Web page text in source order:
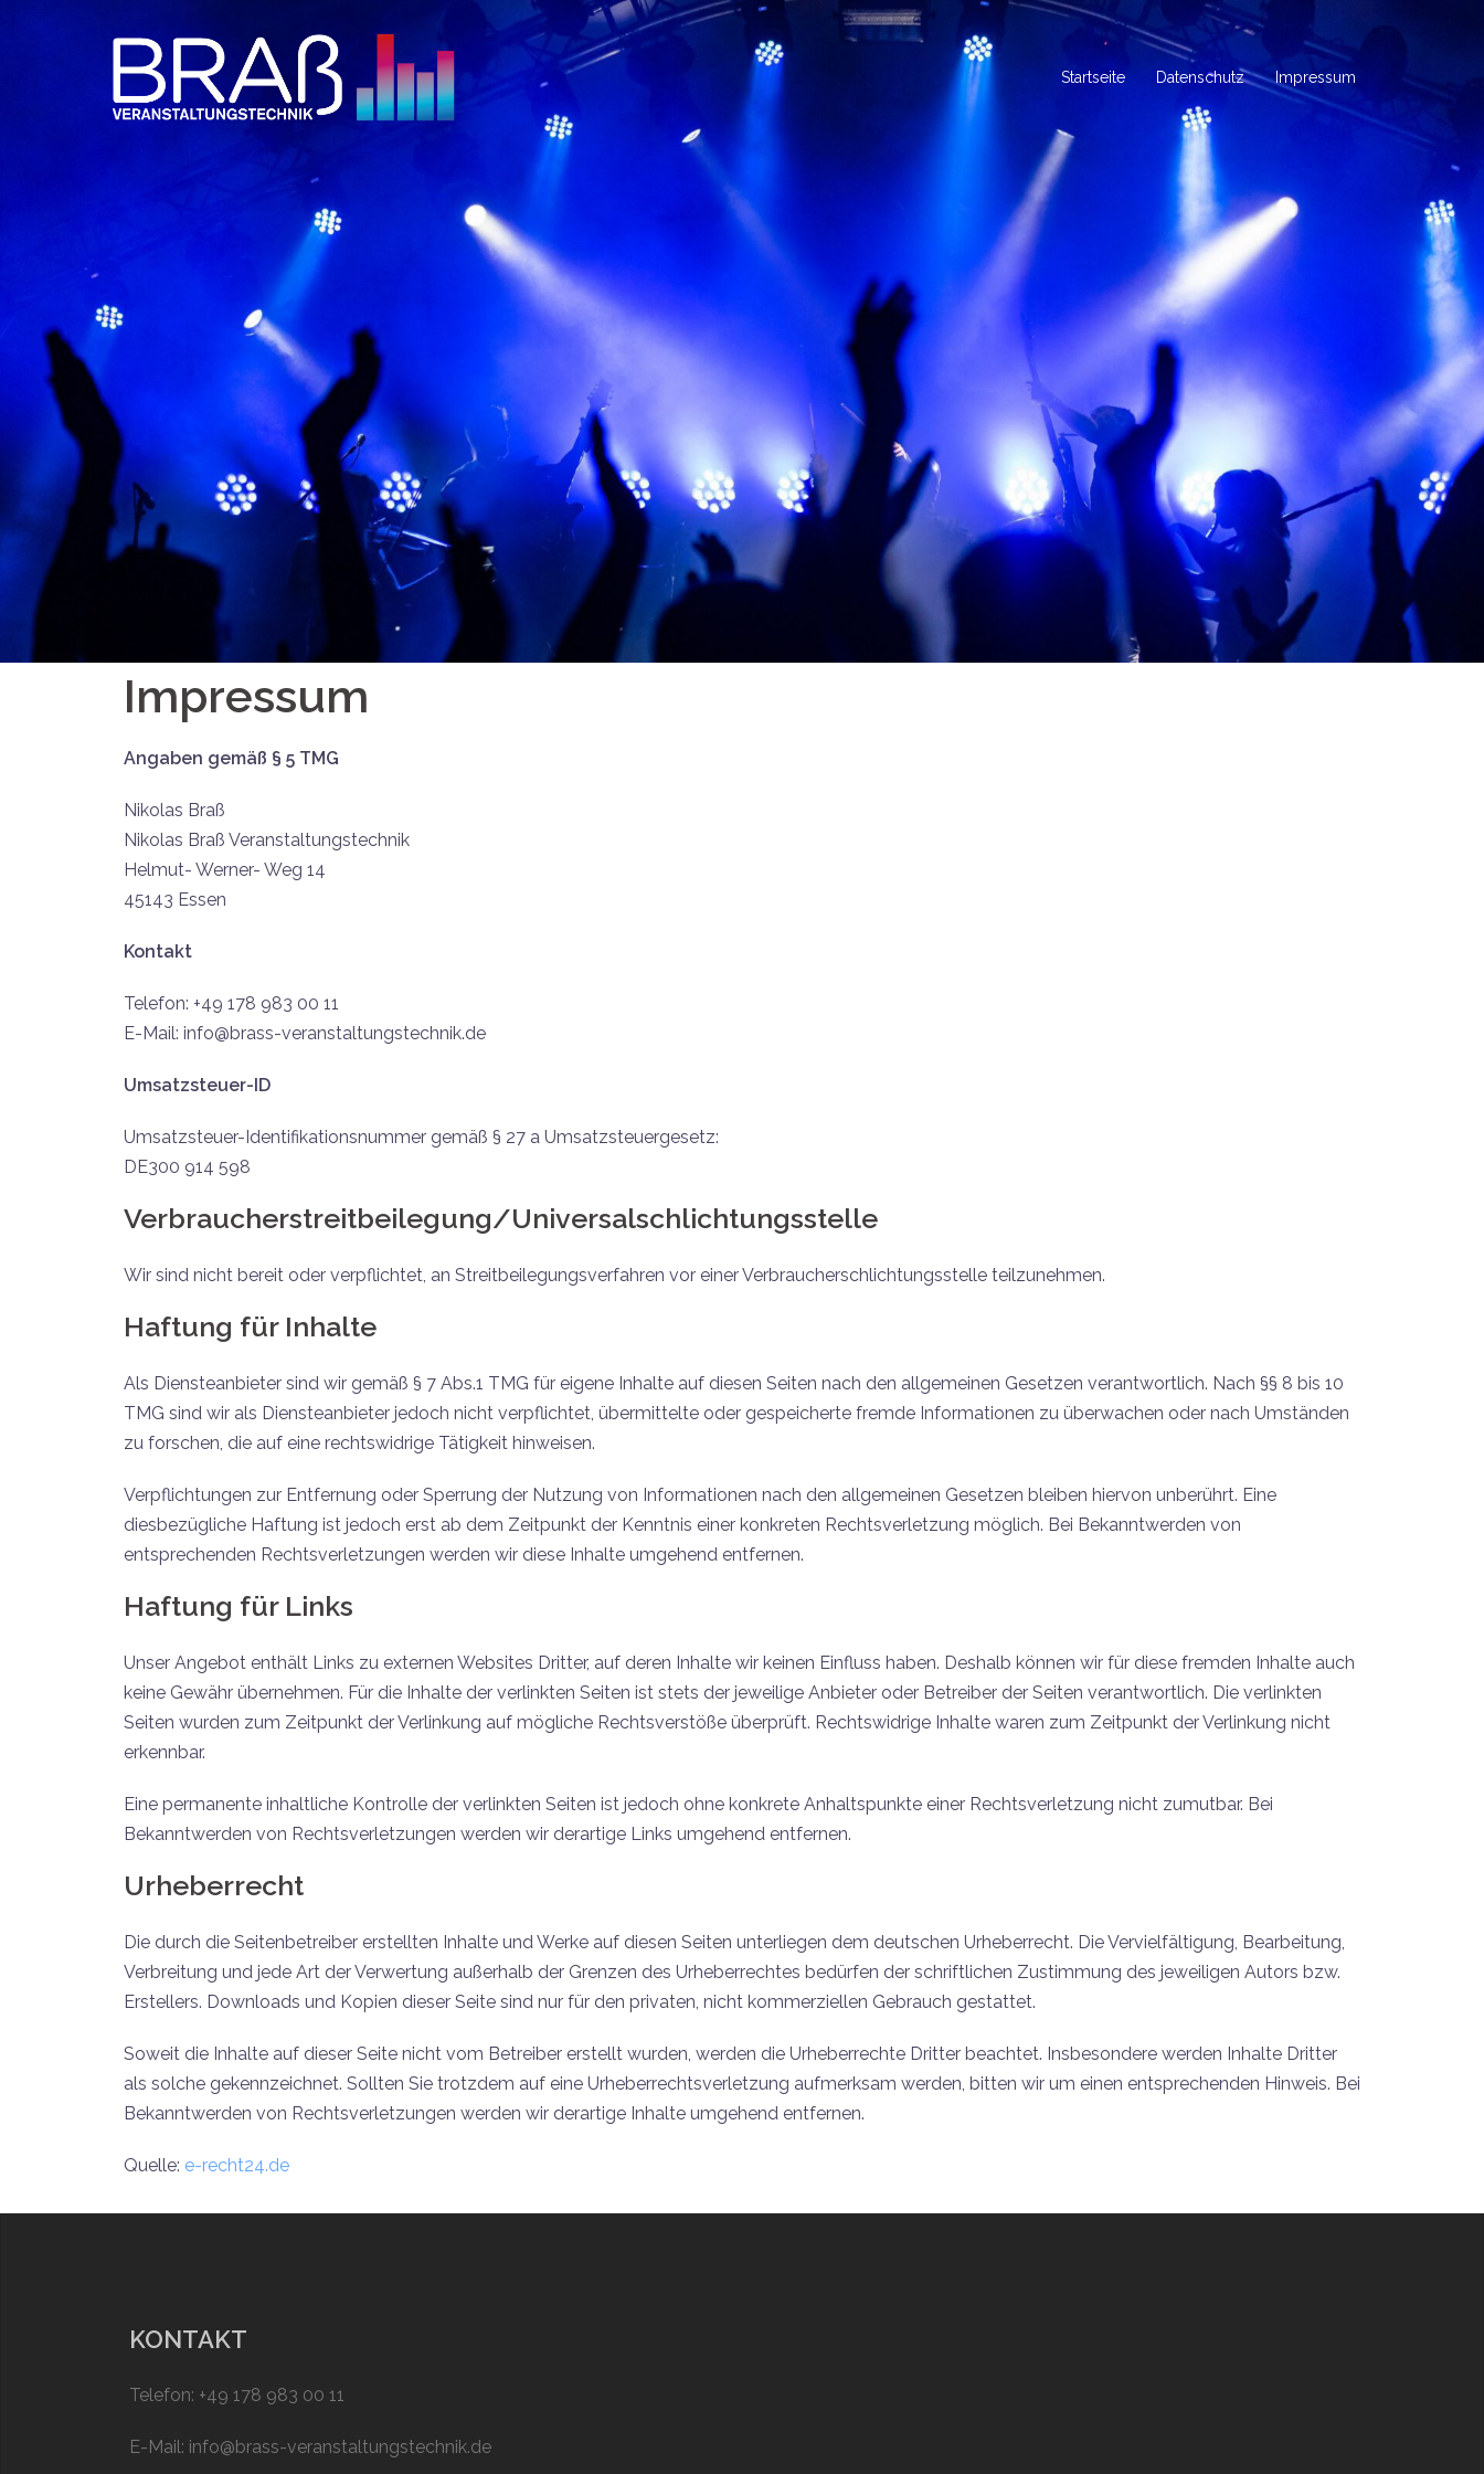
Startseite Datenschutz Impressum
Impressum
Angaben gemäß § 5 TMG
Nikolas Braß
Nikolas Braß Veranstaltungstechnik
Helmut- Werner- Weg 14
45143 Essen
Kontakt
Telefon: +49 178 983 00 11
E-Mail: info@brass-veranstaltungstechnik.de
Umsatzsteuer-ID
Umsatzsteuer-Identifikationsnummer gemäß § 27 a Umsatzsteuergesetz:
DE300 914 598
Verbraucher­streit­beilegung/Universal­schlichtungs­stelle
Wir sind nicht bereit oder verpflichtet, an Streitbeilegungsverfahren vor einer Verbraucherschlichtungsstelle teilzunehmen.
Haftung für Inhalte
Als Diensteanbieter sind wir gemäß § 7 Abs.1 TMG für eigene Inhalte auf diesen Seiten nach den allgemeinen Gesetzen verantwortlich. Nach §§ 8 bis 10
TMG sind wir als Diensteanbieter jedoch nicht verpflichtet, übermittelte oder gespeicherte fremde Informationen zu überwachen oder nach Umständen
zu forschen, die auf eine rechtswidrige Tätigkeit hinweisen.
Verpflichtungen zur Entfernung oder Sperrung der Nutzung von Informationen nach den allgemeinen Gesetzen bleiben hiervon unberührt. Eine
diesbezügliche Haftung ist jedoch erst ab dem Zeitpunkt der Kenntnis einer konkreten Rechtsverletzung möglich. Bei Bekanntwerden von
entsprechenden Rechtsverletzungen werden wir diese Inhalte umgehend entfernen.
Haftung für Links
Unser Angebot enthält Links zu externen Websites Dritter, auf deren Inhalte wir keinen Einfluss haben. Deshalb können wir für diese fremden Inhalte auch
keine Gewähr übernehmen. Für die Inhalte der verlinkten Seiten ist stets der jeweilige Anbieter oder Betreiber der Seiten verantwortlich. Die verlinkten
Seiten wurden zum Zeitpunkt der Verlinkung auf mögliche Rechtsverstöße überprüft. Rechtswidrige Inhalte waren zum Zeitpunkt der Verlinkung nicht
erkennbar.
Eine permanente inhaltliche Kontrolle der verlinkten Seiten ist jedoch ohne konkrete Anhaltspunkte einer Rechtsverletzung nicht zumutbar. Bei
Bekanntwerden von Rechtsverletzungen werden wir derartige Links umgehend entfernen.
Urheberrecht
Die durch die Seitenbetreiber erstellten Inhalte und Werke auf diesen Seiten unterliegen dem deutschen Urheberrecht. Die Vervielfältigung, Bearbeitung,
Verbreitung und jede Art der Verwertung außerhalb der Grenzen des Urheberrechtes bedürfen der schriftlichen Zustimmung des jeweiligen Autors bzw.
Erstellers. Downloads und Kopien dieser Seite sind nur für den privaten, nicht kommerziellen Gebrauch gestattet.
Soweit die Inhalte auf dieser Seite nicht vom Betreiber erstellt wurden, werden die Urheberrechte Dritter beachtet. Insbesondere werden Inhalte Dritter
als solche gekennzeichnet. Sollten Sie trotzdem auf eine Urheberrechtsverletzung aufmerksam werden, bitten wir um einen entsprechenden Hinweis. Bei
Bekanntwerden von Rechtsverletzungen werden wir derartige Inhalte umgehend entfernen.
Quelle: e-recht24.de
KONTAKT
Telefon: +49 178 983 00 11
E-Mail: info@brass-veranstaltungstechnik.de